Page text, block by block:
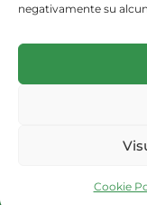
negativamente su
Cookie